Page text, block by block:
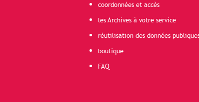
coordonnées et accès
les Archives à votre service
réutilisation des données
boutique
FAQ